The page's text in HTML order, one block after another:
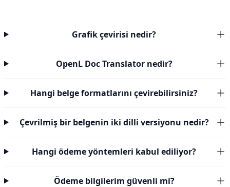
Grafik çevirisi nedir?
OpenL Doc Translator nedir?
Hangi belge formatlarını çevirebilirsiniz?
Çevrilmiş bir belgenin iki dilli versiyonu nedir?
Hangi ödeme yöntemleri kabul ediliyor?
Ödeme bilgilerim güvenli mi?